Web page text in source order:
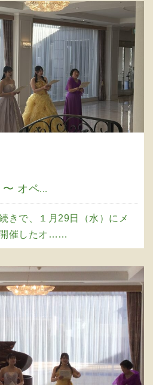
オペ...
きで、１月29日（水）にメ
開催したオ……